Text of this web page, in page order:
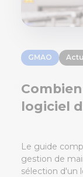
GMAO
logiciel
Le guide
gestion de
sélection d'un